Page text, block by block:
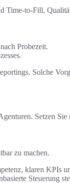
Time-to-Fill,
Probezeit.
Solche
Setzen
zu machen.
klaren KPIs
Steuerung